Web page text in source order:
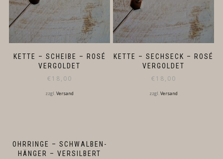
KETTE – SCHEIBE – ROSÉ
VERGOLDET
€ 18,00
zzgl. Versand
KETTE – SECHSECK – ROSÉ
VERGOLDET
€ 18,00
zzgl. Versand
OHRRINGE – SCHWALBEN-
HÄNGER – VERSILBERT